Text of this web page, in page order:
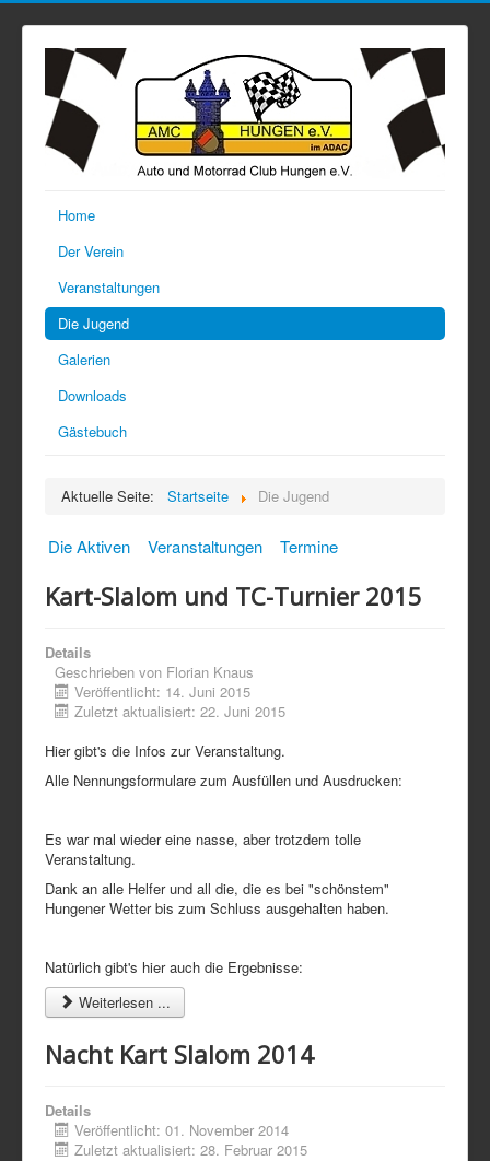
Home
Der Verein
Veranstaltungen
Die Jugend
Galerien
Downloads
Gästebuch
Aktuelle Seite: Startseite Die Jugend
Die Aktiven Veranstaltungen Termine
Kart-Slalom und TC-Turnier 2015
Details
Geschrieben von Florian Knaus
Veröffentlicht: 14. Juni 2015
Zuletzt aktualisiert: 22. Juni 2015
Hier gibt's die Infos zur Veranstaltung.
Alle Nennungsformulare zum Ausfüllen und Ausdrucken:
Es war mal wieder eine nasse, aber trotzdem tolle
Veranstaltung.
Dank an alle Helfer und all die, die es bei "schönstem"
Hungener Wetter bis zum Schluss ausgehalten haben.
Natürlich gibt's hier auch die Ergebnisse:
Weiterlesen ...
Nacht Kart Slalom 2014
Details
Veröffentlicht: 01. November 2014
Zuletzt aktualisiert: 28. Februar 2015